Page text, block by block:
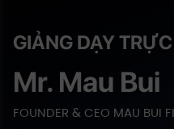
GIẢNG DẠY
Mr. Mau Bui
FOUNDER & CEO MAU BUI